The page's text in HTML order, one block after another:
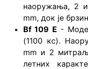
наоружања, 2
mm, док је
Bf 109 Е -
(1100 кс).
mm и 2
летних